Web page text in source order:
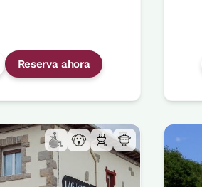
Reserva ahora